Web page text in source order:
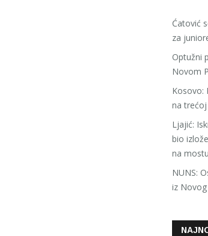
Ćatović
za
Optužni
Novom
Kosovo:
na
Ljajić:
bio
na mostu
NUNS:
iz